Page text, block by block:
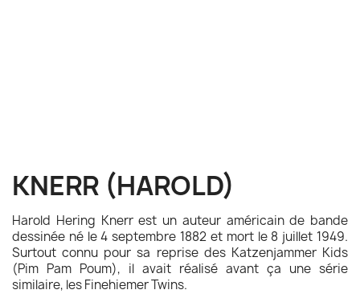
KNERR (HAROLD)
Harold Hering Knerr est un auteur américain de bande
dessinée né le 4 septembre 1882 et mort le 8 juillet 1949.
Surtout connu pour sa reprise des Katzenjammer Kids
(Pim Pam Poum), il avait réalisé avant ça une série
similaire, les Finehiemer Twins.